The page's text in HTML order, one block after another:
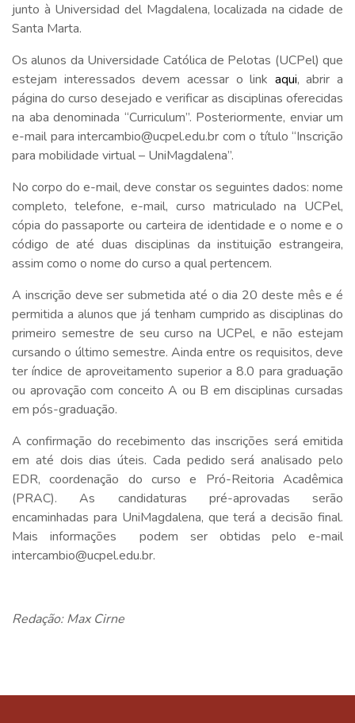
junto à Universidad del Magdalena, localizada na cidade de
Santa Marta.
Os alunos da Universidade Católica de Pelotas (UCPel) que
estejam interessados devem acessar o link aqui, abrir a
página do curso desejado e verificar as disciplinas oferecidas
na aba denominada “Curriculum”. Posteriormente, enviar um
e-mail para intercambio@ucpel.edu.br com o título “Inscrição
para mobilidade virtual – UniMagdalena”.
No corpo do e-mail, deve constar os seguintes dados: nome
completo, telefone, e-mail, curso matriculado na UCPel,
cópia do passaporte ou carteira de identidade e o nome e o
código de até duas disciplinas da instituição estrangeira,
assim como o nome do curso a qual pertencem.
A inscrição deve ser submetida até o dia 20 deste mês e é
permitida a alunos que já tenham cumprido as disciplinas do
primeiro semestre de seu curso na UCPel, e não estejam
cursando o último semestre. Ainda entre os requisitos, deve
ter índice de aproveitamento superior a 8.0 para graduação
ou aprovação com conceito A ou B em disciplinas cursadas
em pós-graduação.
A confirmação do recebimento das inscrições será emitida
em até dois dias úteis. Cada pedido será analisado pelo
EDR, coordenação do curso e Pró-Reitoria Acadêmica
(PRAC). As candidaturas pré-aprovadas serão
encaminhadas para UniMagdalena, que terá a decisão final.
Mais informações podem ser obtidas pelo e-mail
intercambio@ucpel.edu.br.
Redação: Max Cirne